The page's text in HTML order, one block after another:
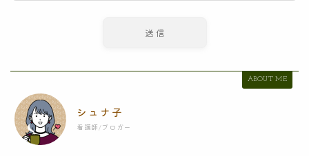
ABOUT ME
シュナ子
看護師/ブロガー